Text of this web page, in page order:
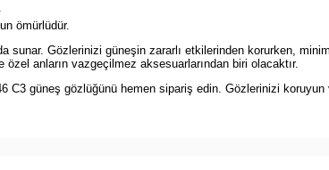
ömürlüdür.
Gözlerinizi güneşin zararlı etkilerinden korurken,
anların vazgeçilmez aksesuarlarından biri olacaktır.
güneş gözlüğünü hemen sipariş edin. Gözlerinizi koruyun